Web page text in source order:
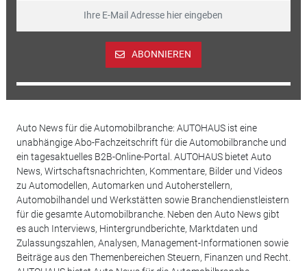
ABONNIEREN
Auto News für die Automobilbranche: AUTOHAUS ist eine
unabhängige Abo-Fachzeitschrift für die Automobilbranche und
ein tagesaktuelles B2B-Online-Portal. AUTOHAUS bietet Auto
News, Wirtschaftsnachrichten, Kommentare, Bilder und Videos
zu Automodellen, Automarken und Autoherstellern,
Automobilhandel und Werkstätten sowie Branchendienstleistern
für die gesamte Automobilbranche. Neben den Auto News gibt
es auch Interviews, Hintergrundberichte, Marktdaten und
Zulassungszahlen, Analysen, Management-Informationen sowie
Beiträge aus den Themenbereichen Steuern, Finanzen und Recht.